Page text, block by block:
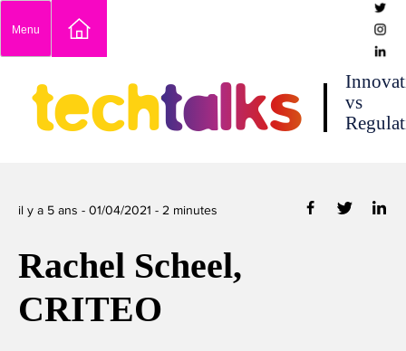
content
Menu
techtalks
vs
il y a 5 ans - 01/04/2021 - 2 minutes
Rachel Scheel,
CRITEO